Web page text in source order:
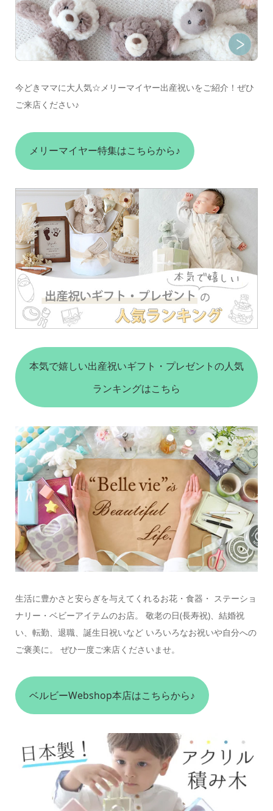
今どきママに大人気☆メリーマイヤー出産祝いをご紹介！ぜひ
ご来店ください♪
メリーマイヤー特集はこちらから♪
本気で嬉しい出産祝いギフト・プレゼントの人気
ランキングはこちら
生活に豊かさと安らぎを与えてくれるお花・食器・ ステーショ
ナリー・ベビーアイテムのお店。 敬老の日(長寿祝)、結婚祝
い、転勤、退職、誕生日祝いなど いろいろなお祝いや自分への
ご褒美に。 ぜひ一度ご来店くださいませ。
ベルビーWebshop本店はこちらから♪